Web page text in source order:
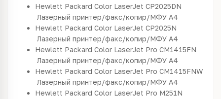
Hewlett Packard Color LaserJet CP2025DN
Лазерный принтер/факс/копир/МФУ A4
Hewlett Packard Color LaserJet CP2025N
Лазерный принтер/факс/копир/МФУ A4
Hewlett Packard Color LaserJet Pro CM1415FN
Лазерный принтер/факс/копир/МФУ A4
Hewlett Packard Color LaserJet Pro CM1415FNW
Лазерный принтер/факс/копир/МФУ A4
Hewlett Packard Color LaserJet Pro M251N